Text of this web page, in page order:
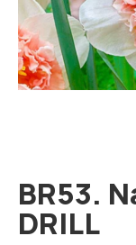
BR53.
DRILL